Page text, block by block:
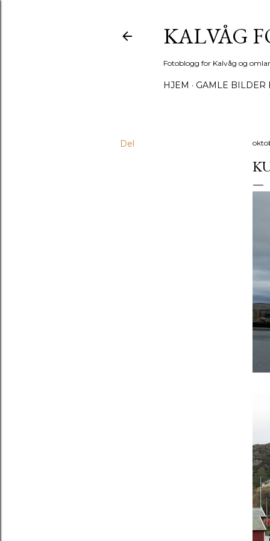
KALVÅG
Fotoblogg for Kalvåg og
HJEM GAMLE BILDER
Del